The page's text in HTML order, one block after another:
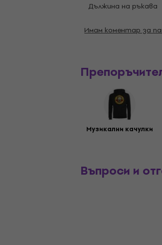
Дължина на ръкава
Имам коментар за
Музикални качулки
Въпроси и